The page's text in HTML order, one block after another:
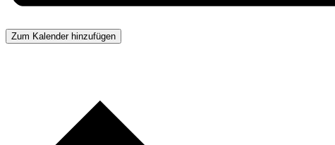
Zum Kalender hinzufügen